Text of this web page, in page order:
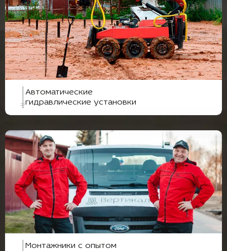
Автоматические
гидравлические установки
Монтажники с опытом